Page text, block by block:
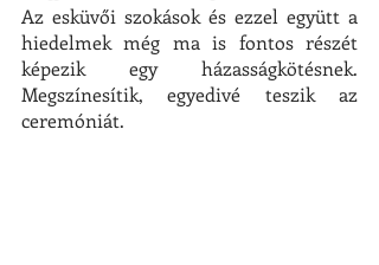
Az esküvői szokások és ezzel együtt a
hiedelmek még ma is fontos részét
képezik egy házasságkötésnek.
Megszínesítik, egyedivé teszik az
ceremóniát.